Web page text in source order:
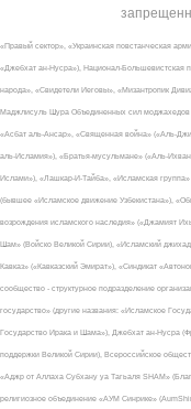
«Правый сектор», «Украинская повстанческая
«Джебхат ан-Нусра»), Национал-Большевистская
народа», «Свидетели Иеговы», «Мизантропик
Маджлисуль Шура Объединенных сил моджахедов
«Асбат аль-Ансар», «Священная война» («Аль-
аль-Исламия»), «Братья-мусульмане» («Аль-
Ислами»), «Лашкар-И-Тайба», «Исламская
(бывшее «Исламское движение Узбекистана»),
возрождения исламского наследия» («Джамият
Шам» (Войско Великой Сирии), «Исламский
Кавказ» («Кавказский Эмират»), «Синдикат
сообщество - структурное подразделение
государство» (другие названия: «Исламское
Государство Ирака и Шама»), Джебхат ан-Нусра
поддержки Великой Сирии), Всероссийское
«Аджр от Аллаха Субхану уа Тагьаля SHAM»
религиозное объединение «АУМ Синрике»